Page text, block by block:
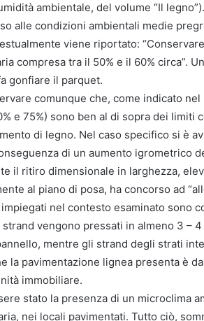
ambientale, del volume “Il
alle condizioni ambientali medie
viene riportato:
compresa tra il 50% e il 60% circa”.
gonfiare il parquet.
comunque che, come indicato
e 75%) sono ben al di sopra dei limiti
di legno. Nel caso specifico si è
di un aumento igrometrico
il ritiro dimensionale in larghezza,
al piano di posa, ha concorso ad
impiegati nel contesto esaminato sono
strand vengono pressati in almeno 3
mentre gli strand degli strati
la pavimentazione lignea presenta è
immobiliare.
stato la presenza di un microclima
nei locali pavimentati. Tutto ciò,